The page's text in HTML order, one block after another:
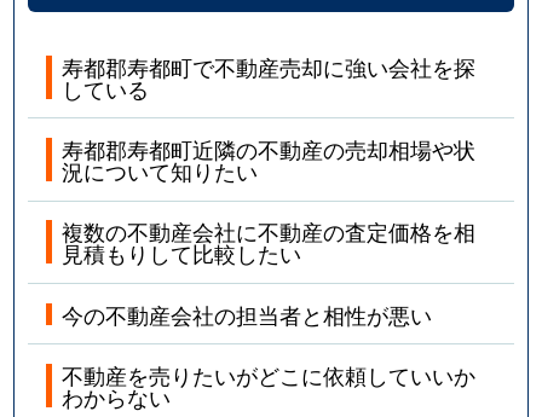
寿都郡寿都町で不動産売却に強い会社を探
している
寿都郡寿都町近隣の不動産の売却相場や状
況について知りたい
複数の不動産会社に不動産の査定価格を相
見積もりして比較したい
今の不動産会社の担当者と相性が悪い
不動産を売りたいがどこに依頼していいか
わからない